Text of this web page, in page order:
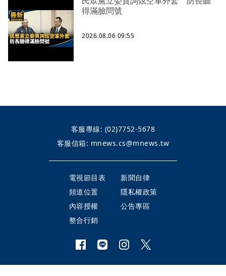
得滿臉問號
2026.08.06 09:55
客服專線: (02)7752-5678
客服信箱: mnews.cs@mnews.tw
電視節目表
新聞自律
頻道位置
隱私權政策
內容授權
公告專區
整合行銷